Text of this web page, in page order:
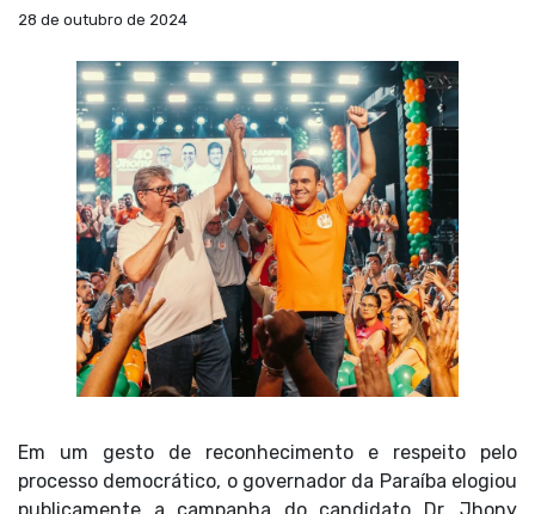
28 de outubro de 2024
Em um gesto de reconhecimento e respeito pelo
processo democrático, o governador da Paraíba elogiou
publicamente a campanha do candidato Dr. Jhony